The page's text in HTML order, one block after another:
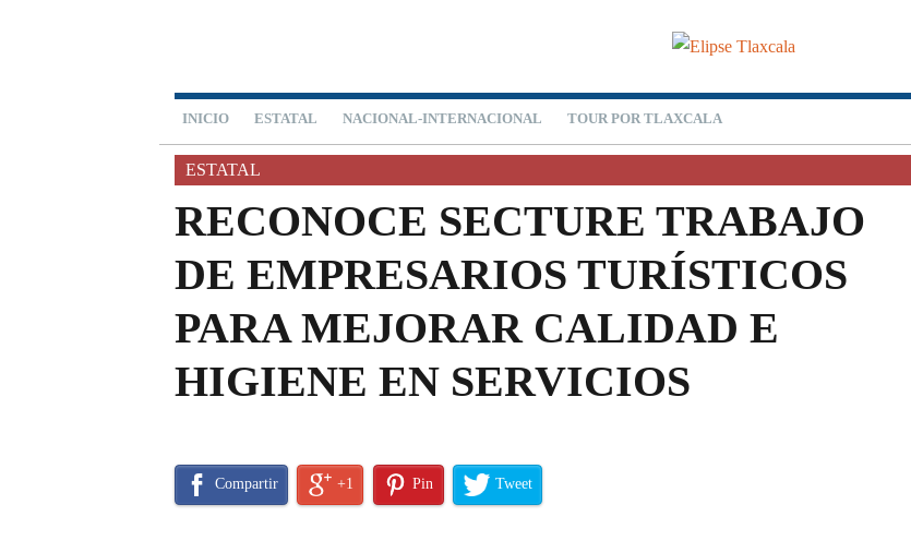
INICIO ESTATAL NACIONAL-INTERNACIONAL TOUR POR TLAXCALA
ESTATAL
RECONOCE SECTURE TRABAJO
DE EMPRESARIOS TURÍSTICOS
PARA MEJORAR CALIDAD E
HIGIENE EN SERVICIOS
Compartir +1 Pin Tweet